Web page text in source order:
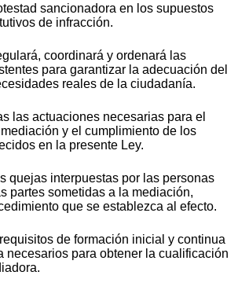
sancionadora en los supuestos
de infracción.
coordinará y ordenará las
para garantizar la adecuación del
reales de la ciudadanía.
las actuaciones necesarias para el
y el cumplimiento de los
en la presente Ley.
quejas interpuestas por las personas
partes sometidas a la mediación,
que se establezca al efecto.
de formación inicial y continua
necesarios para obtener la cualificación